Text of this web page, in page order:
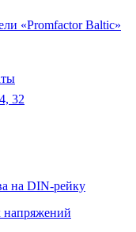
«Promfactor Baltic»
32
на DIN-рейку
напряжений